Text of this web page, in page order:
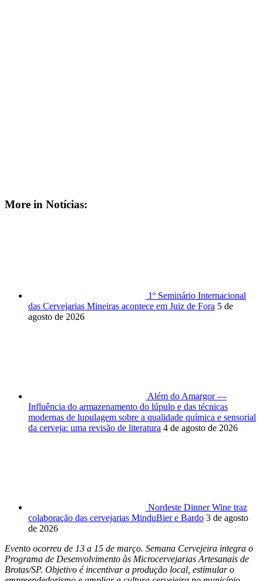
More in Notícias:
1º Seminário Internacional
das Cervejarias Mineiras acontece em Juiz de Fora 5 de
agosto de 2026
Além do Amargor —
Influência do armazenamento do lúpulo e das técnicas
modernas de lupulagem sobre a qualidade química e sensorial
da cerveja: uma revisão de literatura 4 de agosto de 2026
Nordeste Dinner Wine traz
colaboração das cervejarias MinduBier e Bardo 3 de agosto
de 2026
Evento ocorreu de 13 a 15 de março. Semana Cervejeira integra o
Programa de Desenvolvimento às Microcervejarias Artesanais de
Brotas/SP. Objetivo é incentivar a produção local, estimular o